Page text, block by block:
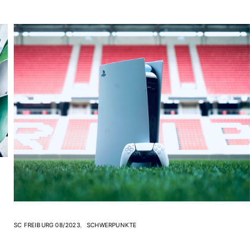
SC FREIBURG 08/2023 SCHWERPUNKTE